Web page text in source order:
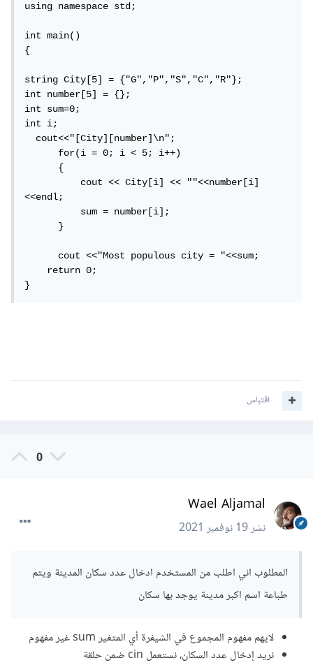
using namespace std;
int main()
{
string City[5] = {"G","P","S","C","R"};
int number[5] = {};
int sum=0;
int i;
cout<<"[City][number]\n";
for(i = 0; i < 5; i++)
{
cout << City[i] << ""<<number[i]
<<endl;
sum = number[i];
}
cout <<"Most populous city = "<<sum;
return 0;
}
اقتباس
0
Wael Aljamal
نشر19 نوفمبر 2021
المطلوب اني اطلب من المستخدم ادخال عدد سكان المدينة ويتم
طباعة اسم اكبر مدينة يوجد بها سكان
لايهم مفهوم المجموع في الشيفرة أي المتغير sum غير مفهوم
نريد إدخال عدد السكان، نستعمل cin ضمن حلقة